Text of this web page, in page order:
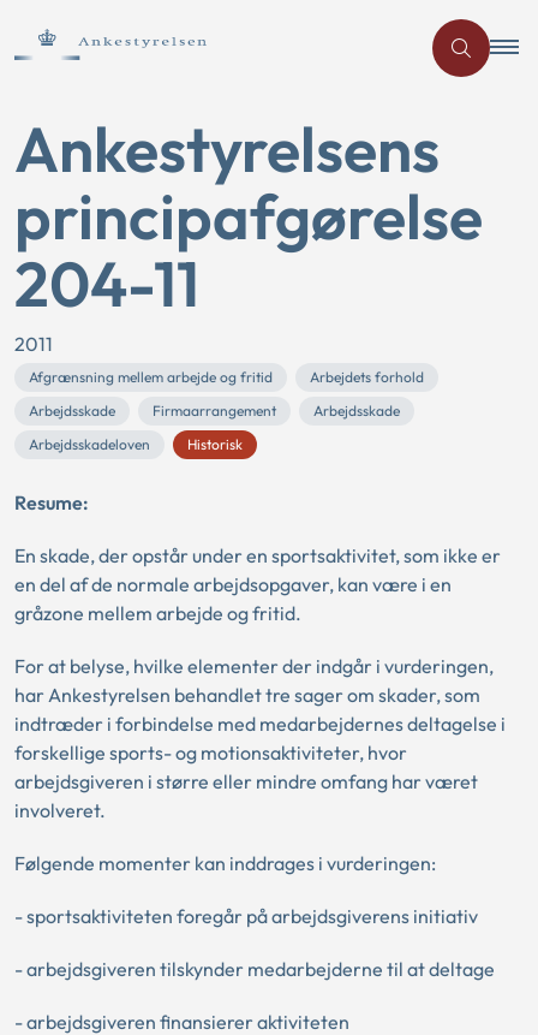
Ankestyrelsens
principafgørelse
204-11
2011
Afgrænsning mellem arbejde og fritid
Arbejdets forhold
Arbejdsskade
Firmaarrangement
Arbejdsskade
Arbejdsskadeloven
Historisk
Resume:
En skade, der opstår under en sportsaktivitet, som ikke er
en del af de normale arbejdsopgaver, kan være i en
gråzone mellem arbejde og fritid.
For at belyse, hvilke elementer der indgår i vurderingen,
har Ankestyrelsen behandlet tre sager om skader, som
indtræder i forbindelse med medarbejdernes deltagelse i
forskellige sports- og motionsaktiviteter, hvor
arbejdsgiveren i større eller mindre omfang har været
involveret.
Følgende momenter kan inddrages i vurderingen:
- sportsaktiviteten foregår på arbejdsgiverens initiativ
- arbejdsgiveren tilskynder medarbejderne til at deltage
- arbejdsgiveren finansierer aktiviteten